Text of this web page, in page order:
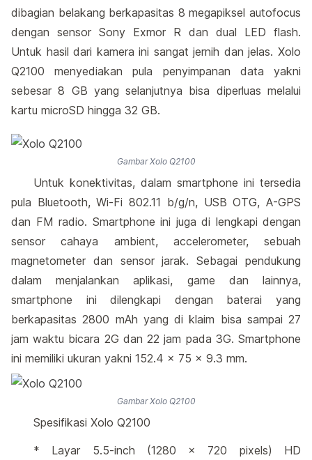
dibagian belakang berkapasitas 8 megapiksel autofocus
dengan sensor Sony Exmor R dan dual LED flash.
Untuk hasil dari kamera ini sangat jernih dan jelas. Xolo
Q2100 menyediakan pula penyimpanan data yakni
sebesar 8 GB yang selanjutnya bisa diperluas melalui
kartu microSD hingga 32 GB.
Gambar Xolo Q2100
Untuk konektivitas, dalam smartphone ini tersedia
pula Bluetooth, Wi-Fi 802.11 b/g/n, USB OTG, A-GPS
dan FM radio. Smartphone ini juga di lengkapi dengan
sensor cahaya ambient, accelerometer, sebuah
magnetometer dan sensor jarak. Sebagai pendukung
dalam menjalankan aplikasi, game dan lainnya,
smartphone ini dilengkapi dengan baterai yang
berkapasitas 2800 mAh yang di klaim bisa sampai 27
jam waktu bicara 2G dan 22 jam pada 3G. Smartphone
ini memiliki ukuran yakni 152.4 x 75 x 9.3 mm.
Gambar Xolo Q2100
Spesifikasi Xolo Q2100
* Layar 5.5-inch (1280 x 720 pixels) HD